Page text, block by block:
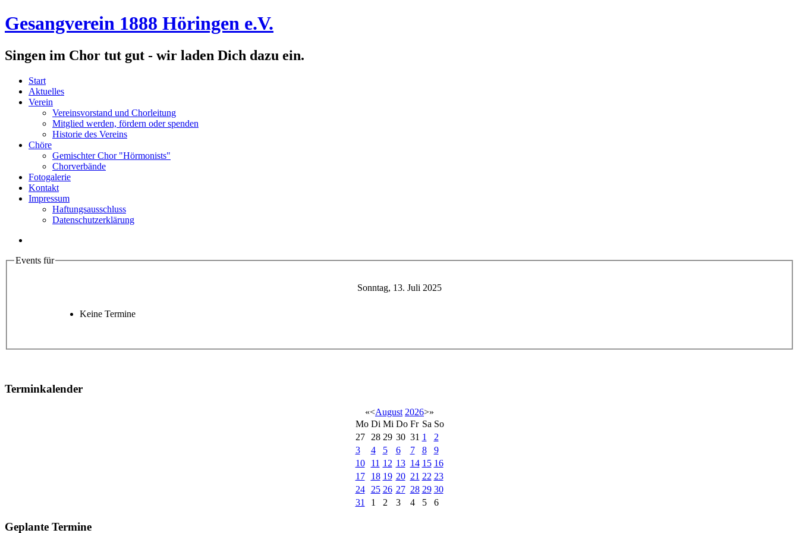
Gesangverein 1888 Höringen e.V.
Singen im Chor tut gut - wir laden Dich dazu ein.
Start
Aktuelles
Verein
Vereinsvorstand und Chorleitung
Mitglied werden, fördern oder spenden
Historie des Vereins
Chöre
Gemischter Chor "Hörmonists"
Chorverbände
Fotogalerie
Kontakt
Impressum
Haftungsausschluss
Datenschutzerklärung
Events für
Sonntag, 13. Juli 2025
Keine Termine
Terminkalender
«<August 2026>»
Mo Di Mi Do Fr Sa So
27
28 29 30 31 1
2
3
4 5 6 7 8
9
10
11 12 13 14 15 16
17
18 19 20 21 22 23
24
25 26 27 28 29 30
31
1 2 3 4 5 6
Geplante Termine